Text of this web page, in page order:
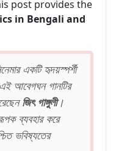
post provides the
in Bengali and
একটি হৃদয়স্পর্শী
আবেগঘন গানটির
জিৎ গাঙ্গুলী।
ব্যবহার করে
ভবিষ্যতের